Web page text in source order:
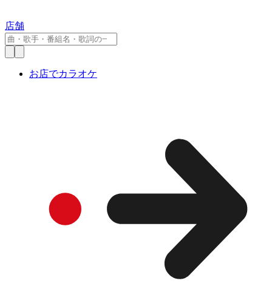
店舗
お店でカラオケ